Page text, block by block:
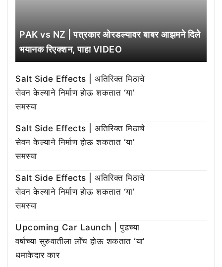
PAK vs NZ | पत्रकार ओरडल्यावर बाबर आझमने दिले
भयानक रिएक्शन, पाहा VIDEO
Salt Side Effects | अतिरिक्त मिठाचे
सेवन केल्याने निर्माण होऊ शकतात ‘या’
समस्या
Salt Side Effects | अतिरिक्त मिठाचे
सेवन केल्याने निर्माण होऊ शकतात ‘या’
समस्या
Salt Side Effects | अतिरिक्त मिठाचे
सेवन केल्याने निर्माण होऊ शकतात ‘या’
समस्या
Upcoming Car Launch | पुढच्या
वर्षाच्या सुरुवातीला लाँच होऊ शकतात ‘या’
धमाकेदार कार